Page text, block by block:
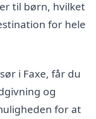
til børn, hvilket
for hele
i Faxe, får du
og
for at